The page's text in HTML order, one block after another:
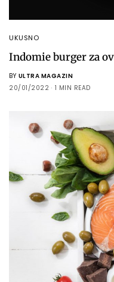
UKUSNO
Indomie burger za
BY ULTRA MAGAZIN
20/01/2022
1 MIN READ